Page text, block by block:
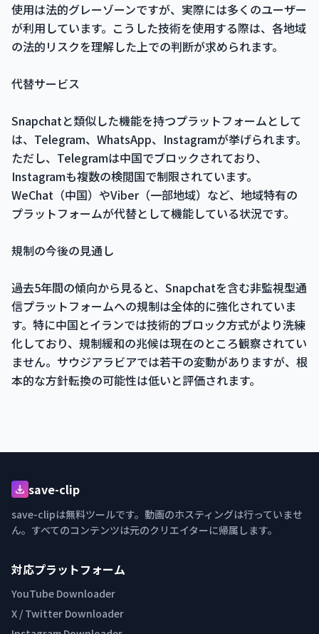
使用は法的グレーゾーンですが、実際には多くのユーザー
が利用しています。こうした技術を使用する際は、各地域
の法的リスクを理解した上での判断が求められます。
代替サービス
Snapchatと類似した機能を持つプラットフォームとして
は、Telegram、WhatsApp、Instagramが挙げられます。
ただし、Telegramは中国でブロックされており、
Instagramも複数の検閲国で制限されています。
WeChat（中国）やViber（一部地域）など、地域特有の
プラットフォームが代替として機能している状況です。
規制の今後の見通し
過去5年間の傾向から見ると、Snapchatを含む非監視型通
信プラットフォームへの規制は全体的に強化されていま
す。特に中国とイランでは技術的ブロック方式がより洗練
化しており、規制緩和の兆候は現在のところ観察されてい
ません。サウジアラビアでは若干の変動がありますが、根
本的な方針転換の可能性は低いと評価されます。
save-clip
save-clipは無料ツールです。動画のホスティングは行っていませ
ん。すべてのコンテンツは元のクリエイターに帰属します。
対応プラットフォーム
YouTube Downloader
X / Twitter Downloader